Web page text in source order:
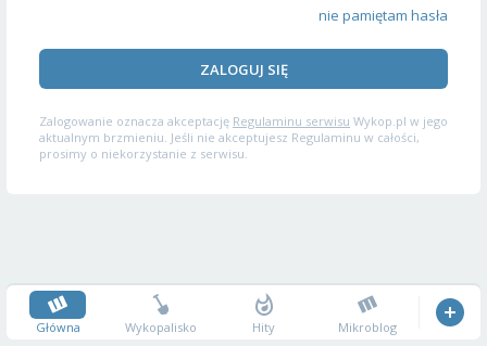
nie pamiętam hasła
ZALOGUJ SIĘ
Zalogowanie oznacza akceptację Regulaminu serwisu Wykop.pl w jego
aktualnym brzmieniu. Jeśli nie akceptujesz Regulaminu w całości,
prosimy o niekorzystanie z serwisu.
Główna Wykopalisko Hity Mikroblog